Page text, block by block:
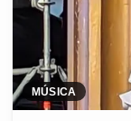
MÚSICA